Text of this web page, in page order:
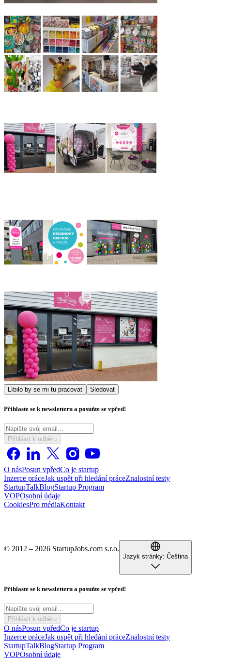
Líbilo by se mi tu pracovat Sledovat
Přihlaste se k newsletteru a posuňte se vpřed!
Přihlásit k odběru
O násPosun vpředCo je startup
Inzerce práceJak uspět při hledání práceZnalostní testy
StartupTalkBlogStartup Program
VOPOsobní údaje
CookiesPro médiaKontakt
© 2012 – 2026 StartupJobs.com s.r.o.
Jazyk stránky: Čeština
Přihlaste se k newsletteru a posuňte se vpřed!
Přihlásit k odběru
O násPosun vpředCo je startup
Inzerce práceJak uspět při hledání práceZnalostní testy
StartupTalkBlogStartup Program
VOPOsobní údaje